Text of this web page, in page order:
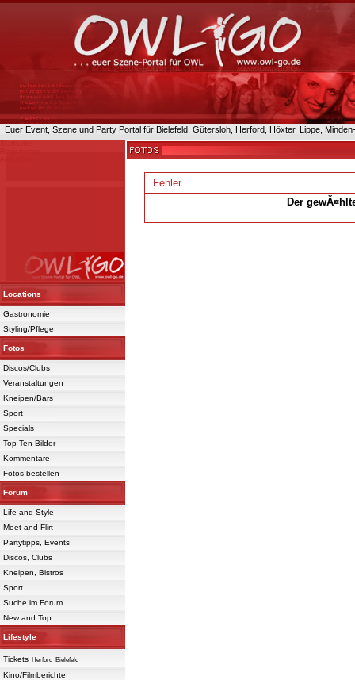
Euer Event, Szene und Party Portal für Bielefeld, Gütersloh, Herford, Höxter, Lippe,
Locations
Gastronomie
Styling/Pflege
Fotos
Discos/Clubs
Veranstaltungen
Kneipen/Bars
Sport
Specials
Top Ten Bilder
Kommentare
Fotos bestellen
Forum
Life and Style
Meet and Flirt
Partytipps, Events
Discos, Clubs
Kneipen, Bistros
Sport
Suche im Forum
New and Top
Lifestyle
Tickets Herford Bielefeld
Kino/Filmberichte
Fehler
Der